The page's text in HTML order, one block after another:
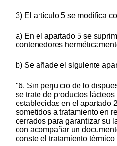
3) El artículo 5 se modifica
a) En el apartado 5 se
contenedores
b) Se añade el siguiente
"6. Sin perjuicio de lo
se trate de productos
establecidas en el apartado
sometidos a tratamiento en
cerrados para garantizar su
con acompañar un
conste el tratamiento térmico